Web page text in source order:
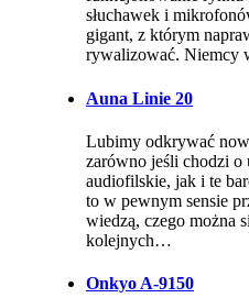
słuchawek i
gigant, z którym
rywalizować. Niemcy
Auna Linie 20
Lubimy odkrywać
zarówno jeśli chodzi o
audiofilskie, jak i te
to w pewnym sensie
wiedzą, czego można
kolejnych…
Onkyo A-9150